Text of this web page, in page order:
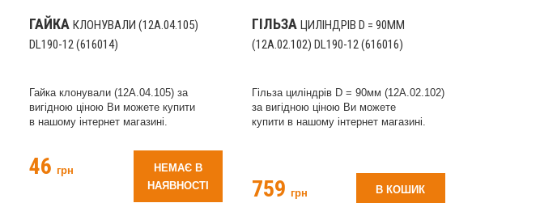
ГАЙКА КЛОНУВАЛИ (12A.04.105)
DL190-12 (616014)
Гайка клонували (12A.04.105) за
вигідною ціною Ви можете купити
в нашому інтернет магазині.
46 грн
НЕМАЄ В
НАЯВНОСТІ
ГІЛЬЗА ЦИЛІНДРІВ D = 90ММ
(12A.02.102) DL190-12 (616016)
Гільза циліндрів D = 90мм (12A.02.102)
за вигідною ціною Ви можете
купити в нашому інтернет магазині.
759 грн В КОШИК